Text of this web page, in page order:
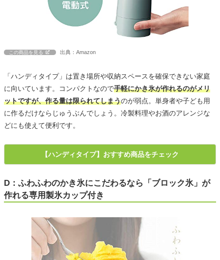
この商品を見る 出典：Amazon
「ハンディタイプ」は置き場所や収納スペースを確保できない家庭
に向いています。コンパクトなので手軽にかき氷が作れるのがメリ
ットですが、作る量は限られてしまうのが弱点。単身者や子ども用
に作るだけならじゅうぶんでしょう。冷製料理やお酒のアレンジな
どにも使えて便利です。
【ハンディタイプ】おすすめ商品をチェック
D：ふわふわのかき氷にこだわるなら「ブロック氷」が
作れる専用製氷カップ付き